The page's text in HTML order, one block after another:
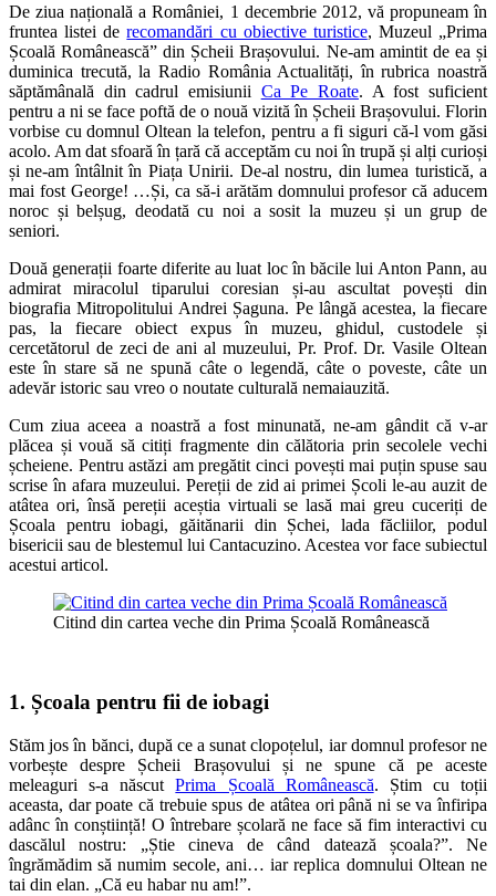
De ziua națională a României, 1 decembrie 2012, vă propuneam în
fruntea listei derecomandări cu obiective turistice, Muzeul „Prima
Școală Românească” din Șcheii Brașovului. Ne-am amintit de ea și
duminica trecută, la Radio România Actualități, în rubrica noastră
săptămânală din cadrul emisiunii Ca Pe Roate. A fost suficient
pentru a ni se face poftă de o nouă vizită în Șcheii Brașovului. Florin
vorbise cu domnul Oltean la telefon, pentru a fi siguri că-l vom găsi
acolo. Am dat sfoară în țară că acceptăm cu noi în trupă și alți curioși
și ne-am întâlnit în Piața Unirii. De-al nostru, din lumea turistică, a
mai fost George! …Și, ca să-i arătăm domnului profesor că aducem
noroc și belșug, deodată cu noi a sosit la muzeu și un grup de
seniori.
Două generații foarte diferite au luat loc în băcile lui Anton Pann, au
admirat miracolul tiparului coresian și-au ascultat povești din
biografia Mitropolitului Andrei Șaguna. Pe lângă acestea, la fiecare
pas, la fiecare obiect expus în muzeu, ghidul, custodele și
cercetătorul de zeci de ani al muzeului, Pr. Prof. Dr. Vasile Oltean
este în stare să ne spună câte o legendă, câte o poveste, câte un
adevăr istoric sau vreo o noutate culturală nemaiauzită.
Cum ziua aceea a noastră a fost minunată, ne-am gândit că v-ar
plăcea și vouă să citiți fragmente din călătoria prin secolele vechi
șcheiene. Pentru astăzi am pregătit cinci povești mai puțin spuse sau
scrise în afara muzeului. Pereții de zid ai primei Școli le-au auzit de
atâtea ori, însă pereții aceștia virtuali se lasă mai greu cuceriți de
Școala pentru iobagi, găitănarii din Șchei, lada făcliilor, podul
bisericii sau de blestemul lui Cantacuzino. Acestea vor face subiectul
acestui articol.
Citind din cartea veche din Prima Școală Românească
1. Școala pentru fii de iobagi
Stăm jos în bănci, după ce a sunat clopoțelul, iar domnul profesor ne
vorbește despre Șcheii Brașovului și ne spune că pe aceste
meleaguri s-a născutPrima Școală Românească. Știm cu toții
aceasta, dar poate că trebuie spus de atâtea ori până ni se va înfiripa
adânc în conștiință! O întrebare școlară ne face să fim interactivi cu
dascălul nostru: „Știe cineva de când datează școala?”. Ne
îngrămădim să numim secole, ani… iar replica domnului Oltean ne
tai din elan. „Că eu habar nu am!”.